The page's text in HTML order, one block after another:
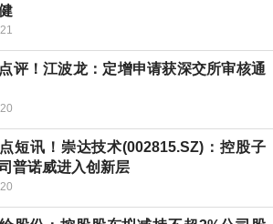
评！江波龙：定增申请获深交所审核通
短讯！崇达技术(002815.SZ)：控股子
普诺威进入创新层